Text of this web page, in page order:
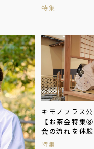
特集
キモノプラス
【お茶会特集
会の流れを体験
特集